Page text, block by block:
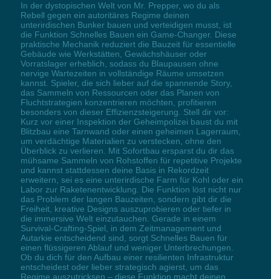
In der dystopischen Welt von Mr. Prepper, wo du als
Rebell gegen ein autoritäres Regime deinen
unterirdischen Bunker bauen und verteidigen musst, ist
die Funktion Schnelles Bauen ein Game-Changer. Diese
praktische Mechanik reduziert die Bauzeit für essentielle
Gebäude wie Werkstätten, Gewächshäuser oder
Vorratslager erheblich, sodass du Blaupausen ohne
nervige Wartezeiten in vollständige Räume umsetzen
kannst. Spieler, die sich lieber auf die spannende Story,
das Sammeln von Ressourcen oder das Planen von
Fluchtstrategien konzentrieren möchten, profitieren
besonders von dieser Effizienzsteigerung. Stell dir vor:
Kurz vor einer Inspektion der Geheimpolizei baust du mit
Blitzbau eine Tarnwand oder einen geheimen Lagerraum,
um verdächtige Materialien zu verstecken, ohne den
Überblick zu verlieren. Mit Sofortbau ersparst du dir das
mühsame Sammeln von Rohstoffen für repetitive Projekte
und kannst stattdessen deine Basis in Rekordzeit
erweitern, sei es eine unterirdische Farm für Kohl oder ein
Labor zur Raketenentwicklung. Die Funktion löst nicht nur
das Problem der langen Bauzeiten, sondern gibt dir die
Freiheit, kreative Designs auszuprobieren oder tiefer in
die immersive Welt einzutauchen. Gerade in einem
Survival-Crafting-Spiel, in dem Zeitmanagement und
Autarkie entscheidend sind, sorgt Schnelles Bauen für
einen flüssigeren Ablauf und weniger Unterbrechungen.
Ob du dich für den Aufbau einer resilienten Infrastruktur
entscheidest oder lieber strategisch agierst, um das
Regime auszutricksen – diese Funktion macht deinen